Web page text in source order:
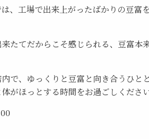
、工場で出来上がったばかりの豆富
たてだからこそ感じられる、豆富本
で、ゆっくりと豆富と向き合うひと
がほっとする時間をお過ごしください